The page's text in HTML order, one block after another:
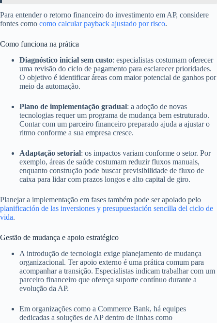
Para entender o retorno financeiro do investimento em AP, considere
fontes como como calcular payback ajustado por risco.
Como funciona na prática
Diagnóstico inicial sem custo: especialistas costumam oferecer
uma revisão do ciclo de pagamento para esclarecer prioridades.
O objetivo é identificar áreas com maior potencial de ganhos por
meio da automação.
Plano de implementação gradual: a adoção de novas
tecnologias requer um programa de mudança bem estruturado.
Contar com um parceiro financeiro preparado ajuda a ajustar o
ritmo conforme a sua empresa cresce.
Adaptação setorial: os impactos variam conforme o setor. Por
exemplo, áreas de saúde costumam reduzir fluxos manuais,
enquanto construção pode buscar previsibilidade de fluxo de
caixa para lidar com prazos longos e alto capital de giro.
Planejar a implementação em fases também pode ser apoiado pelo
planificación de las inversiones y presupuestación sencilla del ciclo de
vida.
Gestão de mudança e apoio estratégico
A introdução de tecnologia exige planejamento de mudança
organizacional. Ter apoio externo é uma prática comum para
acompanhar a transição. Especialistas indicam trabalhar com um
parceiro financeiro que ofereça suporte contínuo durante a
evolução da AP.
Em organizações como a Commerce Bank, há equipes
dedicadas a soluções de AP dentro de linhas como